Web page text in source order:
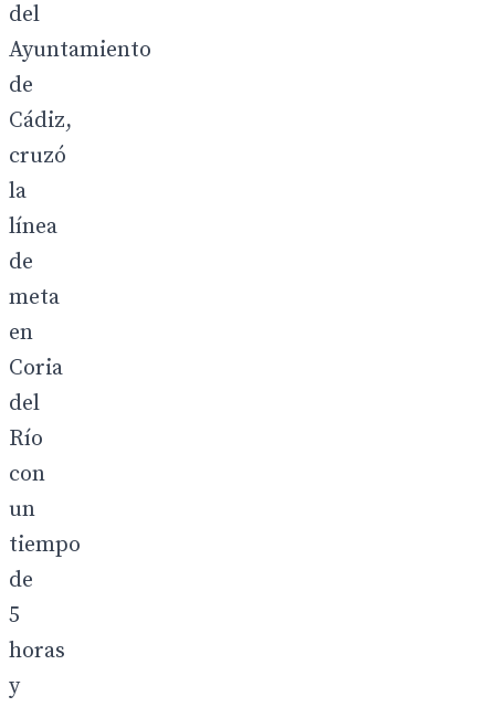
del
Ayuntamiento
de
Cádiz,
cruzó
la
línea
de
meta
en
Coria
del
Río
con
un
tiempo
de
5
horas
y